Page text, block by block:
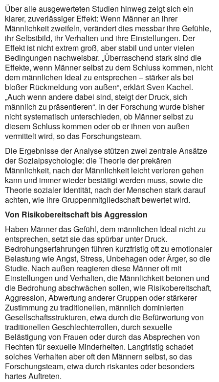
Über alle ausgewerteten Studien hinweg zeigt sich ein
klarer, zuverlässiger Effekt: Wenn Männer an ihrer
Männlichkeit zweifeln, verändert dies messbar ihre Gefühle,
ihr Selbstbild, ihr Verhalten und ihre Einstellungen. Der
Effekt ist nicht extrem groß, aber stabil und unter vielen
Bedingungen nachweisbar. „Überraschend stark sind die
Effekte, wenn Männer selbst zu dem Schluss kommen, nicht
dem männlichen Ideal zu entsprechen – stärker als bei
bloßer Rückmeldung von außen“, erklärt Sven Kachel.
„Auch wenn andere dabei sind, steigt der Druck, sich
männlich zu präsentieren“. In der Forschung wurde bisher
nicht systematisch unterschieden, ob Männer selbst zu
diesem Schluss kommen oder ob er ihnen von außen
vermittelt wird, so das Forschungsteam.
Die Ergebnisse der Analyse stützen zwei zentrale Ansätze
der Sozialpsychologie: die Theorie der prekären
Männlichkeit, nach der Männlichkeit leicht verloren gehen
kann und immer wieder bestätigt werden muss, sowie die
Theorie sozialer Identität, nach der Menschen stark darauf
achten, wie ihre Gruppenmitgliedschaft bewertet wird.
Von Risikobereitschaft bis Aggression
Haben Männer das Gefühl, dem männlichen Ideal nicht zu
entsprechen, setzt sie das spürbar unter Druck.
Bedrohungserfahrungen führen kurzfristig oft zu emotionaler
Belastung wie Angst, Stress, Unbehagen oder Ärger, so die
Studie. Nach außen reagieren diese Männer oft mit
Einstellungen und Verhalten, die Männlichkeit betonen und
die Bedrohung abschwächen sollen, wie Risikobereitschaft,
Aggression, Abwertung anderer Gruppen oder stärkerer
Zustimmung zu traditionellen, männlich dominierten
Gesellschaftsstrukturen, etwa durch die Befürwortung von
traditionellen Geschlechterrollen, durch sexuelle
Belästigung von Frauen oder durch das Absprechen von
Rechten für sexuelle Minderheiten. Langfristig schadet
solches Verhalten aber oft den Männern selbst, so das
Forschungsteam, etwa durch riskantes oder besonders
hartes Auftreten.